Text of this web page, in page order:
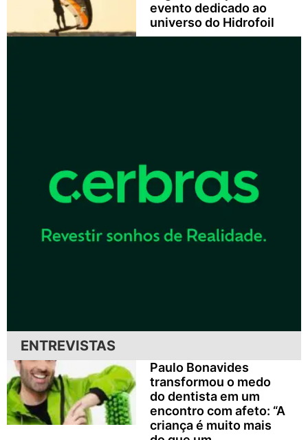
evento dedicado ao
universo do Hidrofoil
ENTREVISTAS
Paulo Bonavides
transformou o medo
do dentista em um
encontro com afeto: “A
criança é muito mais